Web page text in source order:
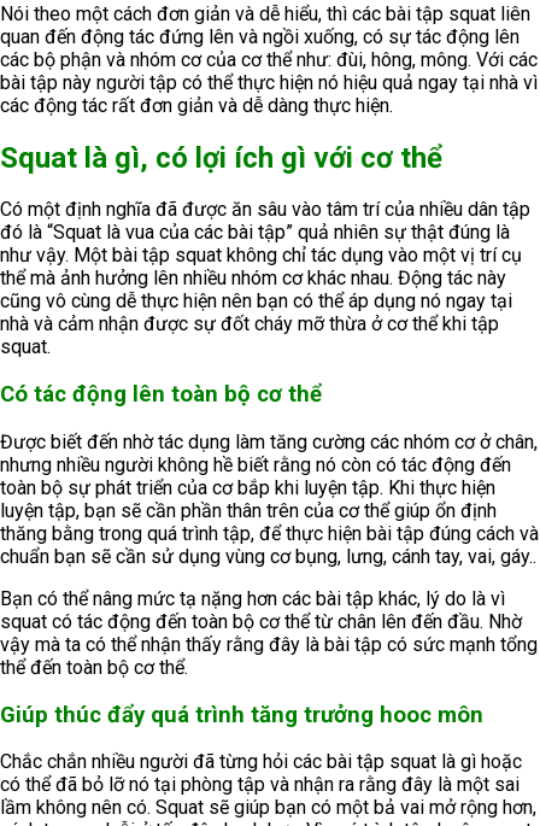
Nói theo một cách đơn giản và dễ hiểu, thì các bài tập squat liên
quan đến động tác đứng lên và ngồi xuống, có sự tác động lên
các bộ phận và nhóm cơ của cơ thể như: đùi, hông, mông. Với các
bài tập này người tập có thể thực hiện nó hiệu quả ngay tại nhà vì
các động tác rất đơn giản và dễ dàng thực hiện.
Squat là gì, có lợi ích gì với cơ thể
Có một định nghĩa đã được ăn sâu vào tâm trí của nhiều dân tập
đó là “Squat là vua của các bài tập” quả nhiên sự thật đúng là
như vậy. Một bài tập squat không chỉ tác dụng vào một vị trí cụ
thể mà ảnh hưởng lên nhiều nhóm cơ khác nhau. Động tác này
cũng vô cùng dễ thực hiện nên bạn có thể áp dụng nó ngay tại
nhà và cảm nhận được sự đốt cháy mỡ thừa ở cơ thể khi tập
squat.
Có tác động lên toàn bộ cơ thể
Được biết đến nhờ tác dụng làm tăng cường các nhóm cơ ở chân,
nhưng nhiều người không hề biết rằng nó còn có tác động đến
toàn bộ sự phát triển của cơ bắp khi luyện tập. Khi thực hiện
luyện tập, bạn sẽ cần phần thân trên của cơ thể giúp ổn định
thăng bằng trong quá trình tập, để thực hiện bài tập đúng cách và
chuẩn bạn sẽ cần sử dụng vùng cơ bụng, lưng, cánh tay, vai, gáy..
Bạn có thể nâng mức tạ nặng hơn các bài tập khác, lý do là vì
squat có tác động đến toàn bộ cơ thể từ chân lên đến đầu. Nhờ
vậy mà ta có thể nhận thấy rằng đây là bài tập có sức mạnh tổng
thể đến toàn bộ cơ thể.
Giúp thúc đẩy quá trình tăng trưởng hooc môn
Chắc chắn nhiều người đã từng hỏi các bài tập squat là gì hoặc
có thể đã bỏ lỡ nó tại phòng tập và nhận ra rằng đây là một sai
lầm không nên có. Squat sẽ giúp bạn có một bả vai mở rộng hơn,